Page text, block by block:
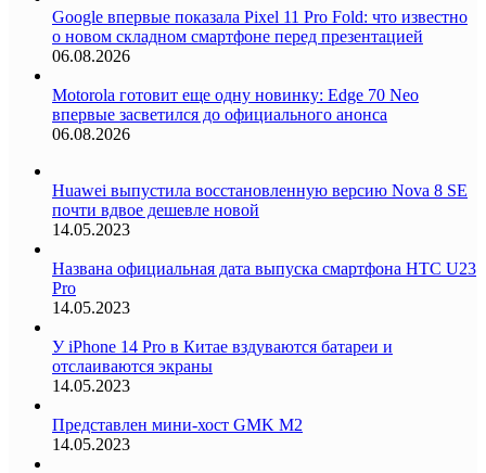
Google впервые показала Pixel 11 Pro Fold: что известно
о новом складном смартфоне перед презентацией
06.08.2026
Motorola готовит еще одну новинку: Edge 70 Neo
впервые засветился до официального анонса
06.08.2026
Huawei выпустила восстановленную версию Nova 8 SE
почти вдвое дешевле новой
14.05.2023
Названа официальная дата выпуска смартфона HTC U23
Pro
14.05.2023
У iPhone 14 Pro в Китае вздуваются батареи и
отслаиваются экраны
14.05.2023
Представлен мини-хост GMK M2
14.05.2023